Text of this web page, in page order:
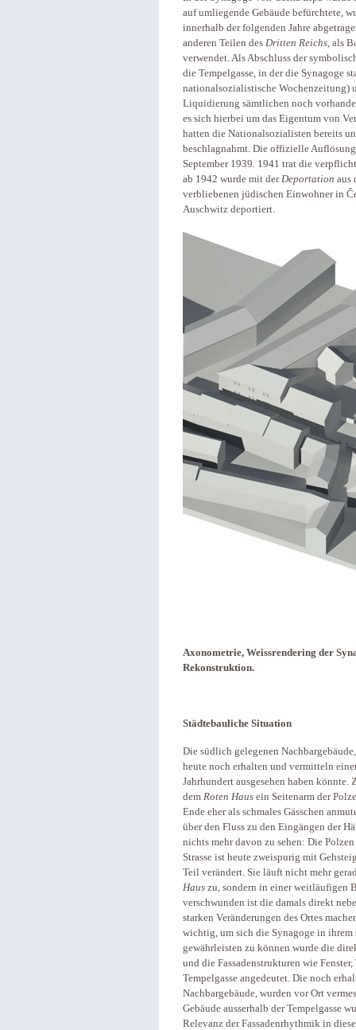
auf umliegende Gebäude befürchtete,
innerhalb der folgenden Jahre
anderen Teilen des Dritten Reichs, als
verwendet. Als Abschluss der
die Tempelgasse, in der die Synagoge
nationalsozialistische Wochenzeitung)
Liquidierung sämtlichen noch
es sich hierbei um das Eigentum von
hatten die Nationalsozialisten bereits
beschlagnahmt. Die offizielle
September 1939. 1941 trat die
ab 1942 wurde mit derDeportation aus
verbliebenen jüdischen Einwohner in
Auschwitz deportiert.
Axonometrie, Weissrendering der
Rekonstruktion.
Städtebauliche Situation
Die südlich gelegenen
heute noch erhalten und vermitteln
Jahrhundert ausgesehen haben
dem Roten Haus ein Seitenarm der
Ende eher als schmales Gässchen
über den Fluss zu den Eingängen der
nichts mehr davon zu sehen: Die
Strasse ist heute zweispurig mit
Teil verändert. Sie läuft nicht mehr
Haus zu, sondern in einer weitläufigen
verschwunden ist die damals direkt
starken Veränderungen des Ortes
wichtig, um sich die Synagoge in
gewährleisten zu können wurde die
und die Fassadenstrukturen wie
Tempelgasse angedeutet. Die noch
Nachbargebäude, wurden vor Ort
Gebäude ausserhalb der Tempelgasse
Relevanz der Fassadenrhythmik in